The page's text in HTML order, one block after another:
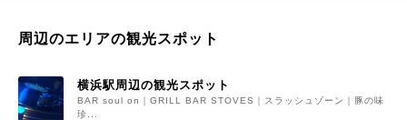
周辺のエリアの観光スポット
横浜駅周辺の観光スポット
BAR soul on｜GRILL BAR STOVES｜スラッシュゾーン｜豚の味
珍...